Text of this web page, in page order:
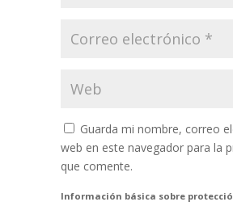
Guarda mi nombre, correo
web en este navegador para la
que comente.
Información básica sobre